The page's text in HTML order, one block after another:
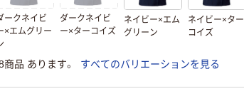
ークネイビ
×エムグリー
ダークネイビ
ー×ターコイズ
ネイビー×エム
グリーン
ネイビー×ター
コイズ
商品 あります。
すべてのバリエーションを見る